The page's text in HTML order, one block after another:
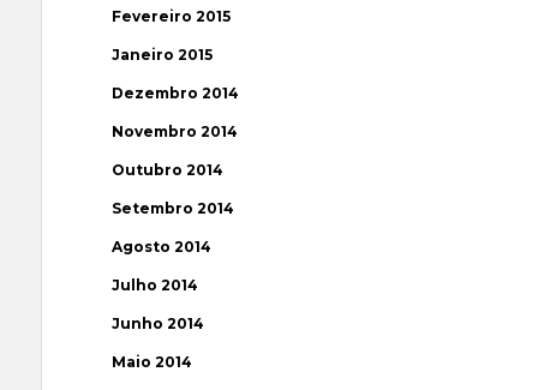
Fevereiro 2015
Janeiro 2015
Dezembro 2014
Novembro 2014
Outubro 2014
Setembro 2014
Agosto 2014
Julho 2014
Junho 2014
Maio 2014